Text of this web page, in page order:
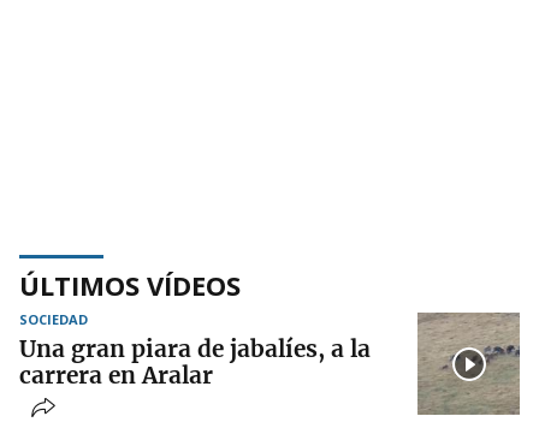
ÚLTIMOS VÍDEOS
SOCIEDAD
Una gran piara de jabalíes, a la
carrera en Aralar